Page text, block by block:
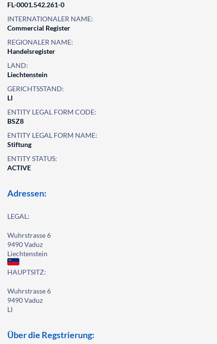
FL-0001.542.261-0
INTERNATIONALER NAME:
Commercial Register
REGIONALER NAME:
Handelsregister
LAND:
Liechtenstein
GERICHTSSTAND:
LI
ENTITY LEGAL FORM CODE:
BSZ8
ENTITY LEGAL FORM NAME:
Stiftung
ENTITY STATUS:
ACTIVE
Adressen:
LEGAL:
Wuhrstrasse 6
9490 Vaduz
Liechtenstein
HAUPTSITZ:
Wuhrstrasse 6
9490 Vaduz
LI
Über die Regstrierung: